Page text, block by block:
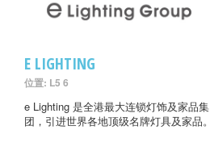
E LIGHTING
位置: L5 6
e Lighting 是全港最大连锁灯饰及家品集
团，引进世界各地顶级名牌灯具及家品。